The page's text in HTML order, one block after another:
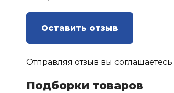
Оставить отзыв
Отправляя отзыв вы соглашаетесь
Подборки товаров